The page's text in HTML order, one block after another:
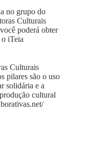
no grupo do
Culturais
poderá obter
o iTeia
Culturais
pilares são o uso
solidária e a
cultural